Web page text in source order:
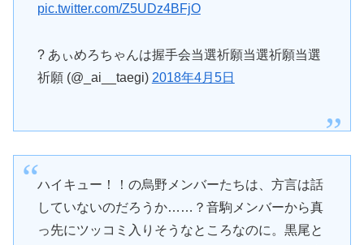
pic.twitter.com/Z5UDz4BFjO
? あぃめろちゃんは握手会当選祈願当選祈願当選
祈願 (@_ai__taegi) 2018年4月5日
ハイキュー！！の烏野メンバーたちは、方言は話
していないのだろうか……？音駒メンバーから真
っ先にツッコミ入りそうなところなのに。黒尾と